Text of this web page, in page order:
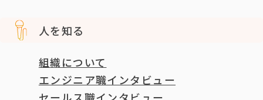
人を知る
組織について
エンジニア職インタビュー